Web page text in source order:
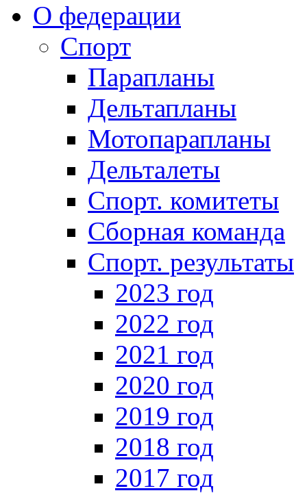
О федерации
Спорт
Парапланы
Дельтапланы
Мотопарапланы
Дельталеты
Спорт. комитеты
Сборная команда
Спорт. результаты
2023 год
2022 год
2021 год
2020 год
2019 год
2018 год
2017 год